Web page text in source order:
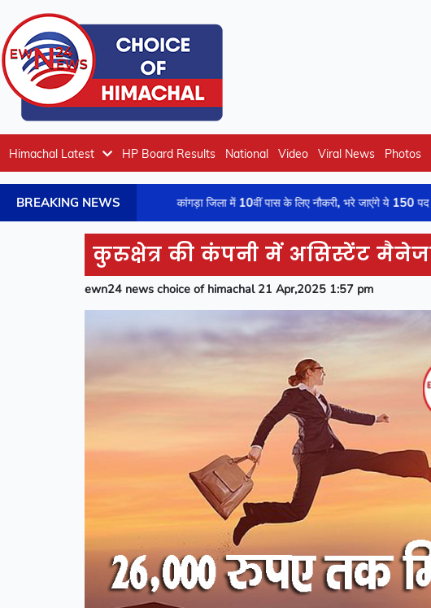
Himachal Latest HP Board Results National Video Viral News Photos
BREAKING NEWS
कार्रवाई कांगड़ा जिला में 10वीं पास के लिए नौकरी, भरे जाएंगे ये 150 पद
कुरुक्षेत्र की कंपनी में असिस्टेंट
ewn24 news choice of himachal 21 Apr,2025 1:57 pm